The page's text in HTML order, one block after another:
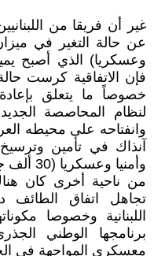
غير أن فريقا من
عن حالة التغير في
وعسكريا) الذي أصبح
فإن الاتفاقية كرست
خصوصاً ما يتعلق
لنظام المحاصصة
وانفتاحه على محيطه
آنذاك في تأمين وترسيخ
وأمنيا وعسكريا (30 ألف جندي سوري) .
من ناحية أخرى كان
تجاهل اتفاق الطائف
اللبنانية وخصوصا
برنامجها الوطني
معسكري المواجهة في